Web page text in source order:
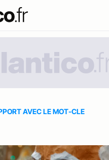
AVEC LE MOT-CLE